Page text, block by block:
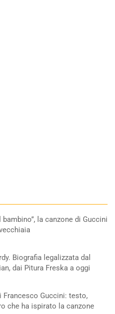
la canzone di Guccini
Biografia legalizzata dal
dai Pitura Freska a oggi
Francesco Guccini: testo,
che ha ispirato la canzone